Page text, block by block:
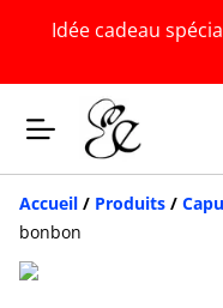
Idée cadeau
Accueil / Produits /
bonbon